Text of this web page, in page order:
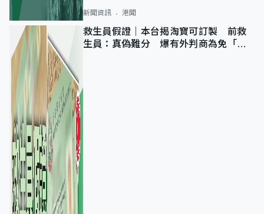
新聞資訊 港聞
救生員假證｜本台揭淘寶可訂製 前救
生員：真偽難分 爆有外判商為免「封